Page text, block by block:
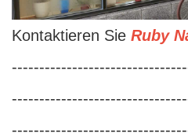
Kontaktieren Sie Ruby